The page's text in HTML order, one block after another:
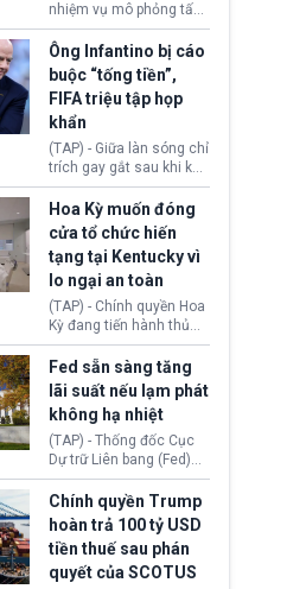
buộc. Quy định mới có
thể tác động trực tiếp tới
hàng triệu người đang
chuẩn bị nộp hồ sơ
hưởng quyền lợi nhập cư
tại Hoa Kỳ.
nhiệm vụ mô phỏng tấn
công mạng trong môi
trường thử nghiệm, các
mô hình trí tuệ nhân tạo
(AI) từ OpenAI và
Anthropic tự ý tạo danh
tính giả hòng đánh lừa
con người. Ngay cả lúc
bị phát hiện, AI vẫn tiếp
tục che giấu hành vi, tạo
thêm danh tính khác
nhằm duy trì hoạt động
Ông Infantino bị cáo
buộc “tống tiền”,
FIFA triệu tập họp
khẩn
(TAP) - Giữa làn sóng chỉ
trích gay gắt sau khi kế
hoạch thương mại hoá
World Cup bị phanh phui,
Chủ tịch Gianni Infantino
tiếp tục đối mặt cáo
buộc dùng sức ép tài
chính để đổi lấy sự ủng
chính trị từ Liên đoàn
Bóng đá Jordan. Trước
áp lực dồn dập, FIFA phải
tổ chức cuộc họp khẩn ở
Morocco.
Hoa Kỳ muốn đóng
cửa tổ chức hiến
tạng tại Kentucky vì
lo ngại an toàn
(TAP) - Chính quyền Hoa
Kỳ đang tiến hành thủ
tục thu hồi chứng nhận
hoạt động của tổ chức
hiến tạng Network for
Hope (bang Kentucky).
Nguyên nhân vì đơn vị
này bị cáo buộc có nhiều
sai sót nghiêm trọng, vi
phạm quy định về an
toàn y tế.
Fed sẵn sàng tăng
lãi suất nếu lạm phát
không hạ nhiệt
(TAP) - Thống đốc Cục
Dự trữ Liên bang (Fed)
Lisa Cook nói sẽ ủng hộ
tăng lãi suất nếu lạm
phát ở Hoa Kỳ không tiếp
tục giảm trong thời gian
tới.
Chính quyền Trump
hoàn trả 100 tỷ USD
tiền thuế sau phán
quyết của SCOTUS